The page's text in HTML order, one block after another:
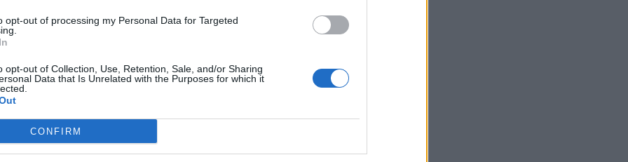
opt-out of processing my Personal Data for Targeted
opt-out of Collection, Use, Retention, Sale, and/or Sharing
Data that Is Unrelated with the Purposes for which it
CONFIRM
prawda?
Zełenskiemu
kasacji
i e-hulajnogach
85 km/h